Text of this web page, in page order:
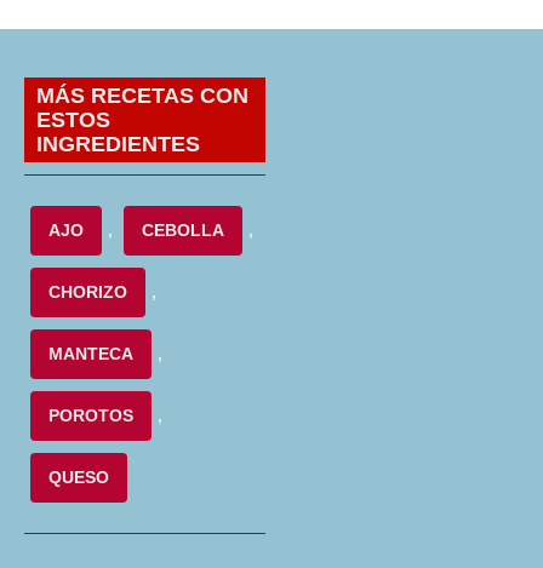
MÁS RECETAS CON
ESTOS
INGREDIENTES
AJO , CEBOLLA ,
CHORIZO ,
MANTECA ,
POROTOS ,
QUESO